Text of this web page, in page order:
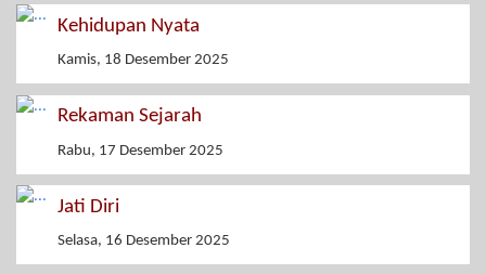
Kehidupan Nyata
Kamis, 18 Desember 2025
Rekaman Sejarah
Rabu, 17 Desember 2025
Jati Diri
Selasa, 16 Desember 2025